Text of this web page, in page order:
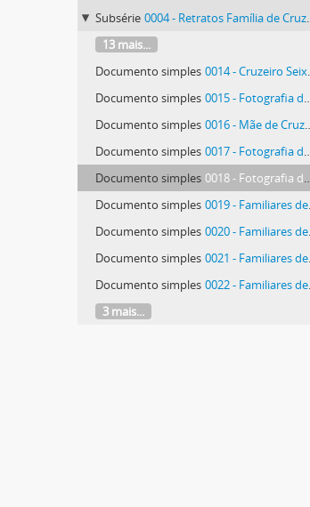
Subsérie 0004 - Retratos Família de Cruzeiro Seixas
13 mais...
Documento simples 0014 - Cruzeiro Seixas e sua mãe
Documento simples 0015 - Fotografia de grupo
Documento simples 0016 - Mãe de Cruzeiro Seixas e outra não identificada
Documento simples 0017 - Fotografia de grupo
Documento simples 0018 - Fotografia de grupo
Documento simples 0019 - Familiares de Cruzeiro Seixas
Documento simples 0020 - Familiares de Cruzeiro Seixas
Documento simples 0021 - Familiares de Cruzeiro Seixas
Documento simples 0022 - Familiares de Cruzeiro Seixas
3 mais...